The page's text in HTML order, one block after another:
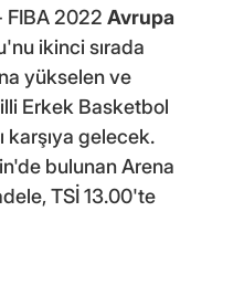
FIBA 2022 Avrupa
ikinci sırada
yükselen ve
Erkek Basketbol
karşıya gelecek.
bulunan Arena
TSİ 13.00'te